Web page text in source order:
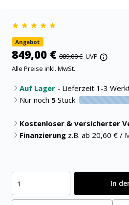
Angebot
849,00 € 889,00 € UVP
Alle Preise inkl. MwSt.
Auf Lager - Lieferzeit 1-3
Nur noch 5 Stück 50% verfügbar
Kostenloser & versicherter
Finanzierung z.B. ab 20,60 € /
In